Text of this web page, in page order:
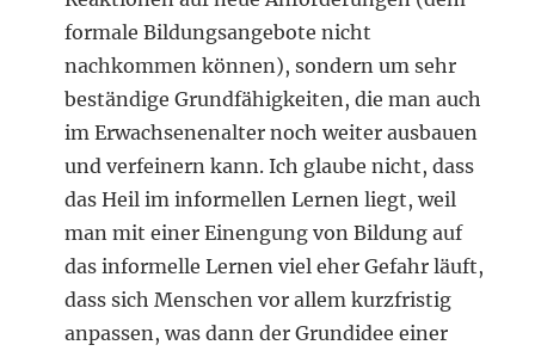
formale Bildungsangebote nicht
nachkommen können), sondern um sehr
beständige Grundfähigkeiten, die man auch
im Erwachsenenalter noch weiter ausbauen
und verfeinern kann. Ich glaube nicht, dass
das Heil im informellen Lernen liegt, weil
man mit einer Einengung von Bildung auf
das informelle Lernen viel eher Gefahr läuft,
dass sich Menschen vor allem kurzfristig
anpassen, was dann der Grundidee einer